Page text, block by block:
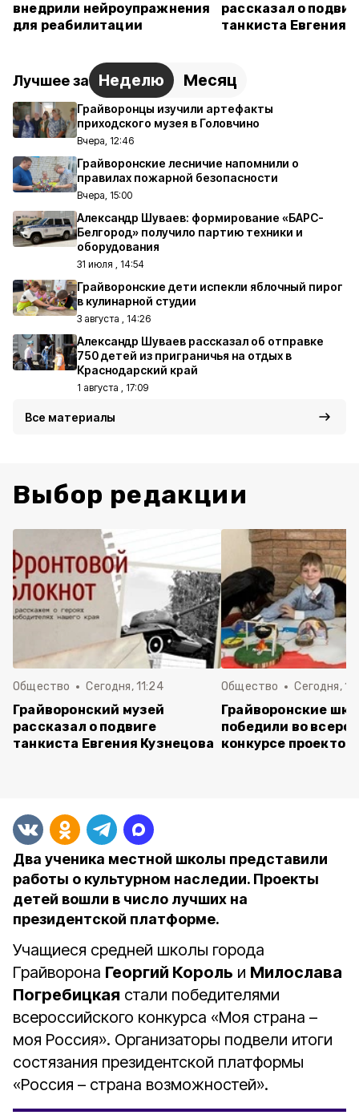
внедрили нейроупражнения
для реабилитации
рассказал о
танкиста Евгения
Лучшее за Неделю Месяц
Грайворонцы изучили артефакты
приходского музея в Головчино
Вчера, 12:46
Грайворонские лесничие напомнили о
правилах пожарной безопасности
Вчера, 15:00
Александр Шуваев: формирование «БАРС-
Белгород» получило партию техники и
оборудования
31 июля , 14:54
Грайворонские дети испекли яблочный пирог
в кулинарной студии
3 августа , 14:26
Александр Шуваев рассказал об отправке
750 детей из приграничья на отдых в
Краснодарский край
1 августа , 17:09
Все материалы
Выбор редакции
Общество Сегодня, 11:24
Грайворонский музей
рассказал о подвиге
танкиста Евгения Кузнецова
Общество Сегодня,
Грайворонские
победили во
конкурсе проектов
Два ученика местной школы представили
работы о культурном наследии. Проекты
детей вошли в число лучших на
президентской платформе.
Учащиеся средней школы города
Грайворона Георгий Король и Милослава
Погребицкая стали победителями
всероссийского конкурса «Моя страна –
моя Россия». Организаторы подвели итоги
состязания президентской платформы
«Россия – страна возможностей».